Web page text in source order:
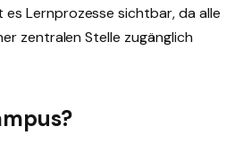
Lernprozesse sichtbar, da alle
zentralen Stelle zugänglich